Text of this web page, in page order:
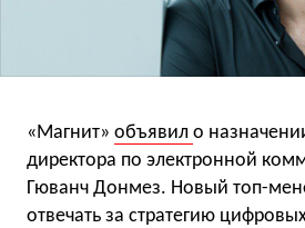
«Магнит» объявил о
директора по электронной
Гюванч Донмез. Новый топ-
отвечать за стратегию